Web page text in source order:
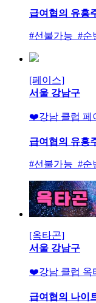
급여협의 유흥
#선불가능 #순
[페이스]
서울 강남구
❤️강남 클럽 페
급여협의 유흥
#선불가능 #순
[옥타곤]
서울 강남구
❤️강남 클럽 옥
급여협의 나이